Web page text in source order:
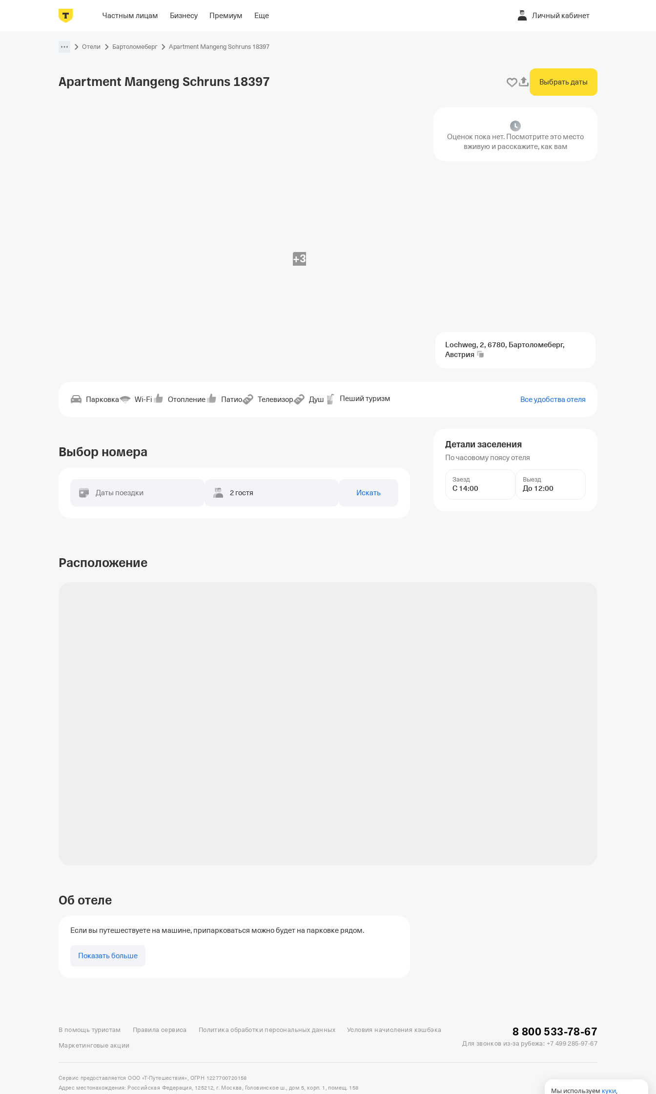
Частным лицам Бизнесу Премиум Еще Личный кабинет
Фотографии НомераРасположениеОб отеле
Отели Бартоломеберг Apartment Mangeng Schruns 18397
Apartment Mangeng Schruns 18397 Выбрать даты
+3
Оценок пока нет. Посмотрите это место
вживую и расскажите, как вам
Lochweg, 2, 6780, Бартоломеберг,
Австрия
Парковка Wi-Fi Отопление Патио Телевизор Душ Пеший туризм Все удобства отеля
Детали заселения
По часовому поясу отеля
Заезд
С 14:00
Выезд
До 12:00
Выбор номера
Даты поездки 2 гостя Искать
Расположение
Об отеле
Если вы путешествуете на машине, припарковаться можно будет на парковке рядом.
Показать больше
Отель Космос в Москве
Отель Президент Отель Рэдиссон в Сочи Отель Гринвуд Отель Soluxe в Москве
Отель Измайлово Альфа
Отели в Сочи Отели в Ярославле Отели в Абхазии Отели в Сортавале Еще
В помощь туристам Правила сервиса Политика обработки персональных данных Условия начисления кэшбэка
Маркетинговые акции
8 800 533-78-67
Для звонков из-за рубежа: +7 499 285-97-67
Сервис предоставляется ООО «Т-Путешествия», ОГРН 1227700720158
Адрес местонахождения: Российская Федерация, 125212, г. Москва, Головинское ш., дом 5, корп. 1, помещ. 158
Мы используем куки,